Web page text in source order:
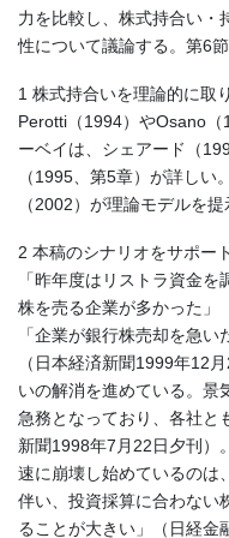
力を比較し、株式持合い・
性について議論する。第6
1 株式持合いを理論的に取
Perotti（1994）やOsano
ーベイは、シェアード（
（1995、第5章）が詳しい
（2002）が理論モデルを提
2 本稿のシナリオをサポー
「昨年度はリストラ資金
株を売る企業が多かった」
「企業が銀行株売却を急い
（日本経済新聞1999年12
いの解消を進めている。景
急務となっており、各社と
新聞1998年7月22日夕刊）
速に崩壊し始めているのは
伴い、投資採算に合わない
ることが大きい」（日経金